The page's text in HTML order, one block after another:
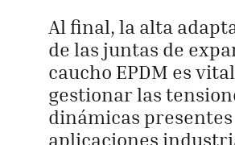
Al final, la alta
de las juntas de
caucho EPDM es
gestionar las
dinámicas presentes
aplicaciones